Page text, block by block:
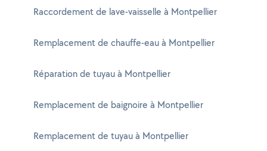
Raccordement de lave-vaisselle à Montpellier
Remplacement de chauffe-eau à Montpellier
Réparation de tuyau à Montpellier
Remplacement de baignoire à Montpellier
Remplacement de tuyau à Montpellier